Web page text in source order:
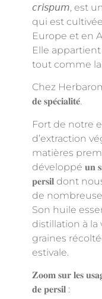
𝘤𝘳𝘪𝘴𝘱𝘶𝘮, est
qui est
Europe et en
Elle
tout comme la
Chez
𝐝𝐞 𝐬𝐩𝐞́𝐜𝐢𝐚𝐥𝐢𝐭𝐞́.
Fort de notre
d’extraction
matières
développé 𝐮𝐧
𝐩𝐞𝐫𝐬𝐢𝐥 dont
de
Son huile
distillation à la
graines
estivale.
𝐙𝐨𝐨𝐦 𝐬𝐮𝐫 𝐥𝐞𝐬
𝐝𝐞 𝐩𝐞𝐫𝐬𝐢𝐥 :